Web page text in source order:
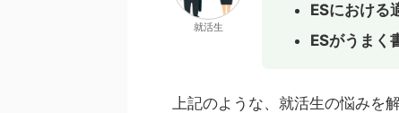
就活生
ESにおける
ESがうまく
上記のような、就活生の悩みを